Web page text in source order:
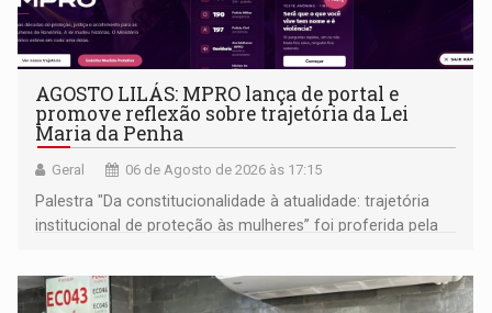
AGOSTO LILÁS: MPRO lança de portal e
promove reflexão sobre trajetória da Lei
Maria da Penha
Geral 06 de Agosto de 2026 às 17:15
Palestra "Da constitucionalidade à atualidade: trajetória
institucional de proteção às mulheres” foi proferida pela
Goiás